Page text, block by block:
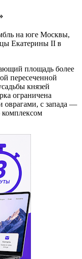
на юге Москвы,
Екатерины II в
площадь более
пересеченной
князей
ограничена
оврагами, с запада —